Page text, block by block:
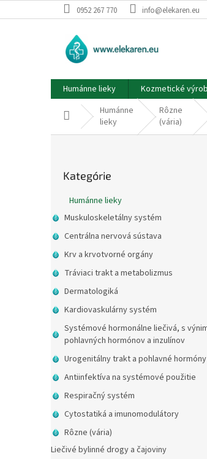
na
0952 267 770 info@elekaren.eu
Humánne lieky Kozmetické
DomovHumánne
lieky
Rôzne
(vária)
a
n
e
l
kategórie
Kategórie
Humánne lieky
Muskuloskeletálny systém
Centrálna nervová sústava
Krv a krvotvorné orgány
Tráviaci trakt a metabolizmus
Dermatologiká
Kardiovaskulárny systém
Systémové hormonálne liečivá, s
pohlavných hormónov a inzulínov
Urogenitálny trakt a pohlavné hormóny
Antiinfektíva na systémové použitie
Respiračný systém
Cytostatiká a imunomodulátory
Rôzne (vária)
Liečivé bylinné drogy a čajoviny